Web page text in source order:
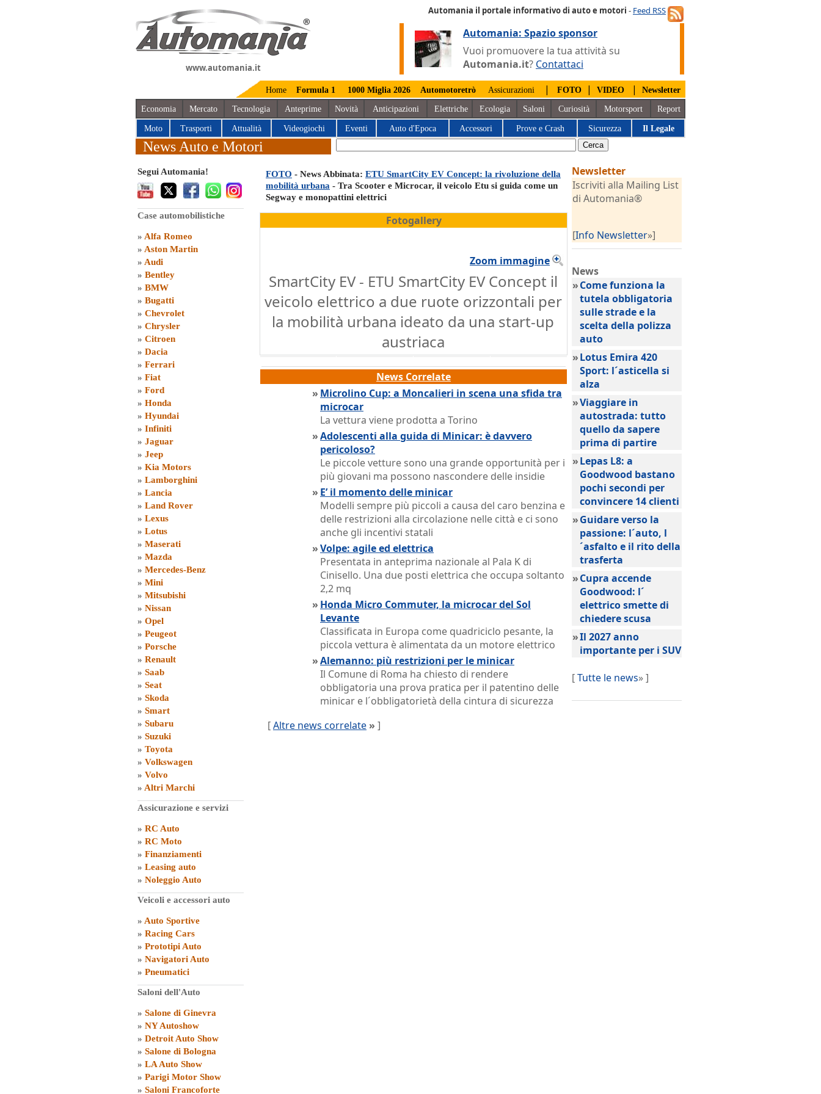
www.automania.it
Automania il portale informativo di auto e motori - Feed RSS
Automania: Spazio sponsor
Vuoi promuovere la tua attività su
Automania.it? Contattaci
Home Formula 1 1000 Miglia 2026 Automotoretrò Assicurazioni | FOTO | VIDEO | Newsletter
Economia Mercato Tecnologia Anteprime Novità Anticipazioni Elettriche Ecologia Saloni Curiosità Motorsport Report
Moto Trasporti Attualità Videogiochi Eventi Auto d'Epoca Accessori Prove e Crash Sicurezza Il Legale
News Auto e Motori
Segui Automania!
Case automobilistiche
» Alfa Romeo
» Aston Martin
» Audi
» Bentley
» BMW
» Bugatti
» Chevrolet
» Chrysler
» Citroen
» Dacia
» Ferrari
» Fiat
» Ford
» Honda
» Hyundai
» Infiniti
» Jaguar
» Jeep
» Kia Motors
» Lamborghini
» Lancia
» Land Rover
» Lexus
» Lotus
» Maserati
» Mazda
» Mercedes-Benz
» Mini
» Mitsubishi
» Nissan
» Opel
» Peugeot
» Porsche
» Renault
» Saab
» Seat
» Skoda
» Smart
» Subaru
» Suzuki
» Toyota
» Volkswagen
» Volvo
» Altri Marchi
Assicurazione e servizi
» RC Auto
» RC Moto
» Finanziamenti
» Leasing auto
» Noleggio Auto
Veicoli e accessori auto
» Auto Sportive
» Racing Cars
» Prototipi Auto
» Navigatori Auto
» Pneumatici
Saloni dell'Auto
» Salone di Ginevra
» NY Autoshow
» Detroit Auto Show
» Salone di Bologna
» LA Auto Show
» Parigi Motor Show
» Saloni Francoforte
FOTO - News Abbinata: ETU SmartCity EV Concept: la rivoluzione della
mobilità urbana - Tra Scooter e Microcar, il veicolo Etu si guida come un
Segway e monopattini elettrici
Fotogallery
Zoom immagine
SmartCity EV - ETU SmartCity EV Concept il
veicolo elettrico a due ruote orizzontali per
la mobilità urbana ideato da una start-up
austriaca
News Correlate
» Microlino Cup: a Moncalieri in scena una sfida tra
microcar
La vettura viene prodotta a Torino
»Adolescenti alla guida di Minicar: è davvero
pericoloso?
Le piccole vetture sono una grande opportunità per i
più giovani ma possono nascondere delle insidie
» E’ il momento delle minicar
Modelli sempre più piccoli a causa del caro benzina e
delle restrizioni alla circolazione nelle città e ci sono
anche gli incentivi statali
»Volpe: agile ed elettrica
Presentata in anteprima nazionale al Pala K di
Cinisello. Una due posti elettrica che occupa soltanto
2,2 mq
» Honda Micro Commuter, la microcar del Sol
Levante
Classificata in Europa come quadriciclo pesante, la
piccola vettura è alimentata da un motore elettrico
»Alemanno: più restrizioni per le minicar
Il Comune di Roma ha chiesto di rendere
obbligatoria una prova pratica per il patentino delle
minicar e l´obbligatorietà della cintura di sicurezza
[Altre news correlate » ]
Newsletter
Iscriviti alla Mailing List
di Automania®
[Info Newsletter»]
News
»Come funziona la
tutela obbligatoria
sulle strade e la
scelta della polizza
auto
»Lotus Emira 420
Sport: l´asticella si
alza
»Viaggiare in
autostrada: tutto
quello da sapere
prima di partire
»Lepas L8: a
Goodwood bastano
pochi secondi per
convincere 14 clienti
»Guidare verso la
passione: l´auto, l
´asfalto e il rito della
trasferta
»Cupra accende
Goodwood: l´
elettrico smette di
chiedere scusa
»Il 2027 anno
importante per i SUV
[Tutte le news» ]